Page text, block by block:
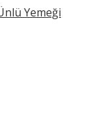
Yemeği